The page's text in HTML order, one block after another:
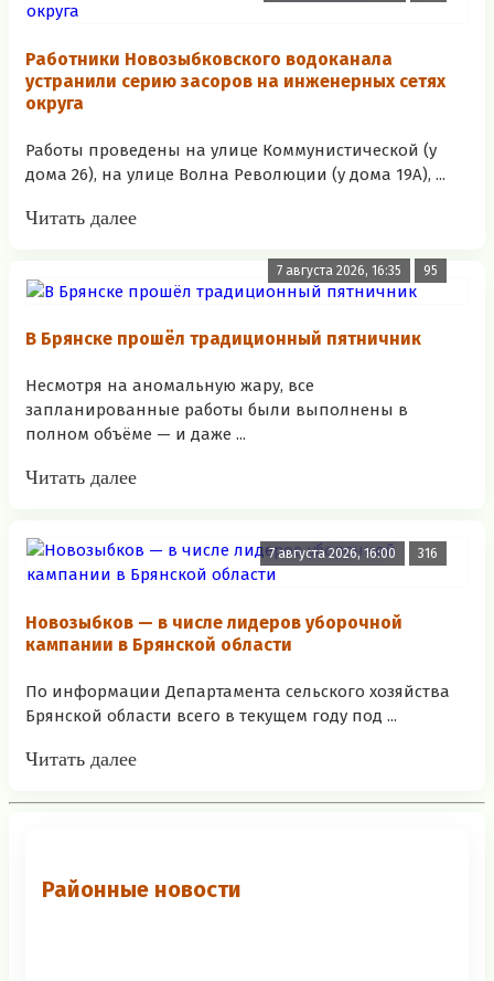
Работники Новозыбковского водоканала
устранили серию засоров на инженерных сетях
округа
Работы проведены на улице Коммунистической (у
дома 26), на улице Волна Революции (у дома 19А), ...
Читать далее
7 августа 2026, 16:35 95
В Брянске прошёл традиционный пятничник
Несмотря на аномальную жару, все
запланированные работы были выполнены в
полном объёме — и даже ...
Читать далее
7 августа 2026, 16:00 316
Новозыбков — в числе лидеров уборочной
кампании в Брянской области
По информации Департамента сельского хозяйства
Брянской области всего в текущем году под ...
Читать далее
Районные новости